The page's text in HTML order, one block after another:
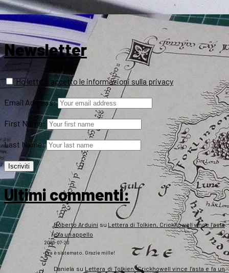
Newsletter
Ho letto e accetto le informazioni sulla privacy
Email Address:
First Name:
Last Name:
Ultimi commenti:
Roberto Arduini su Lettera di Tolkien, Crickhowell vince l’asta
e fa un appello
2026-07-20
Ora è sistemato. Grazie mille!
Daniela su Lettera di Tolkien, Crickhowell vince l’asta e fa un